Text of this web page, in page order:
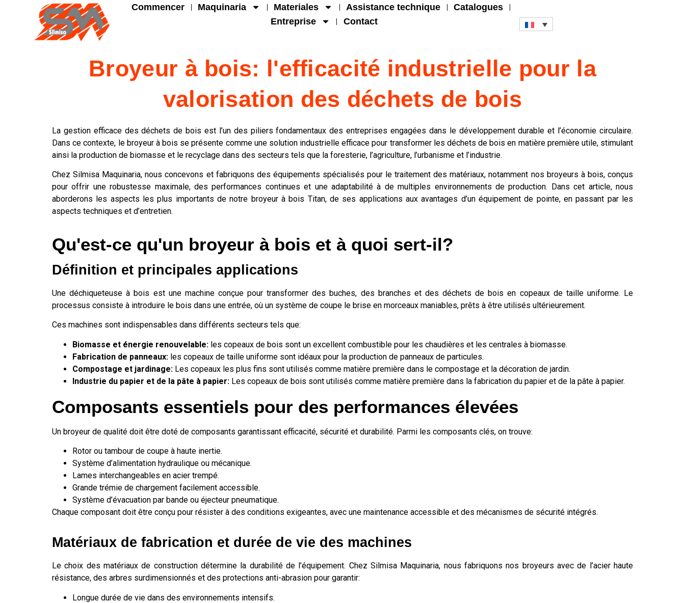
Commencer Maquinaria Materiales Assistance technique
Catalogues
Entreprise
Contact
Broyeur à bois: l'efficacité industrielle pour la
valorisation des déchets de bois
La gestion efficace des déchets de bois est l’un des piliers fondamentaux des entreprises engagées dans le développement durable et l’économie circulaire.
Dans ce contexte, le broyeur à bois se présente comme une solution industrielle efficace pour transformer les déchets de bois en matière première utile, stimulant
ainsi la production de biomasse et le recyclage dans des secteurs tels que la foresterie, l’agriculture, l’urbanisme et l’industrie.
Chez Silmisa Maquinaria, nous concevons et fabriquons des équipements spécialisés pour le traitement des matériaux, notamment nos broyeurs à bois, conçus
pour offrir une robustesse maximale, des performances continues et une adaptabilité à de multiples environnements de production. Dans cet article, nous
aborderons les aspects les plus importants de notre broyeur à bois Titan, de ses applications aux avantages d’un équipement de pointe, en passant par les
aspects techniques et d’entretien.
Qu'est-ce qu'un broyeur à bois et à quoi sert-il?
Définition et principales applications
Une déchiqueteuse à bois est une machine conçue pour transformer des buches, des branches et des déchets de bois en copeaux de taille uniforme. Le
processus consiste à introduire le bois dans une entrée, où un système de coupe le brise en morceaux maniables, prêts à être utilisés ultérieurement.
Ces machines sont indispensables dans différents secteurs tels que:
Biomasse et énergie renouvelable: les copeaux de bois sont un excellent combustible pour les chaudières et les centrales à biomasse.
Fabrication de panneaux: les copeaux de taille uniforme sont idéaux pour la production de panneaux de particules.
Compostage et jardinage: Les copeaux les plus fins sont utilisés comme matière première dans le compostage et la décoration de jardin.
Industrie du papier et de la pâte à papier: Les copeaux de bois sont utilisés comme matière première dans la fabrication du papier et de la pâte à papier.
Composants essentiels pour des performances élevées
Un broyeur de qualité doit être doté de composants garantissant efficacité, sécurité et durabilité. Parmi les composants clés, on trouve:
Rotor ou tambour de coupe à haute inertie.
Système d’alimentation hydraulique ou mécanique.
Lames interchangeables en acier trempé.
Grande trémie de chargement facilement accessible.
Système d’évacuation par bande ou éjecteur pneumatique.
Chaque composant doit être conçu pour résister à des conditions exigeantes, avec une maintenance accessible et des mécanismes de sécurité intégrés.
Matériaux de fabrication et durée de vie des machines
Le choix des matériaux de construction détermine la durabilité de l’équipement. Chez Silmisa Maquinaria, nous fabriquons nos broyeurs avec de l’acier haute
résistance, des arbres surdimensionnés et des protections anti-abrasion pour garantir:
Longue durée de vie dans des environnements intensifs.